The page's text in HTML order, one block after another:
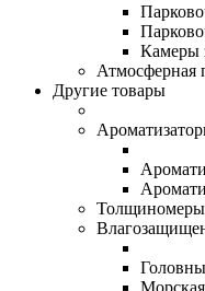
Камеры
Атмосферная
Другие товары